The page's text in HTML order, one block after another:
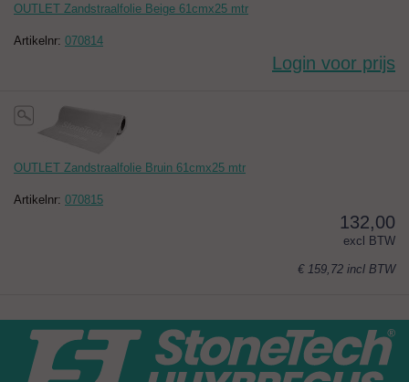
OUTLET Zandstraalfolie Beige 61cmx25 mtr
Artikelnr: 070814
Login voor prijs
OUTLET Zandstraalfolie Bruin 61cmx25 mtr
Artikelnr: 070815
132,00
excl BTW
€ 159,72 incl BTW